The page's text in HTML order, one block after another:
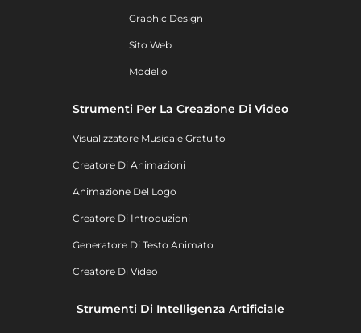
Graphic Design
Sito Web
Modello
Strumenti Per La Creazione Di Video
Visualizzatore Musicale Gratuito
Creatore Di Animazioni
Animazione Del Logo
Creatore Di Introduzioni
Generatore Di Testo Animato
Creatore Di Video
Strumenti Di Intelligenza Artificiale